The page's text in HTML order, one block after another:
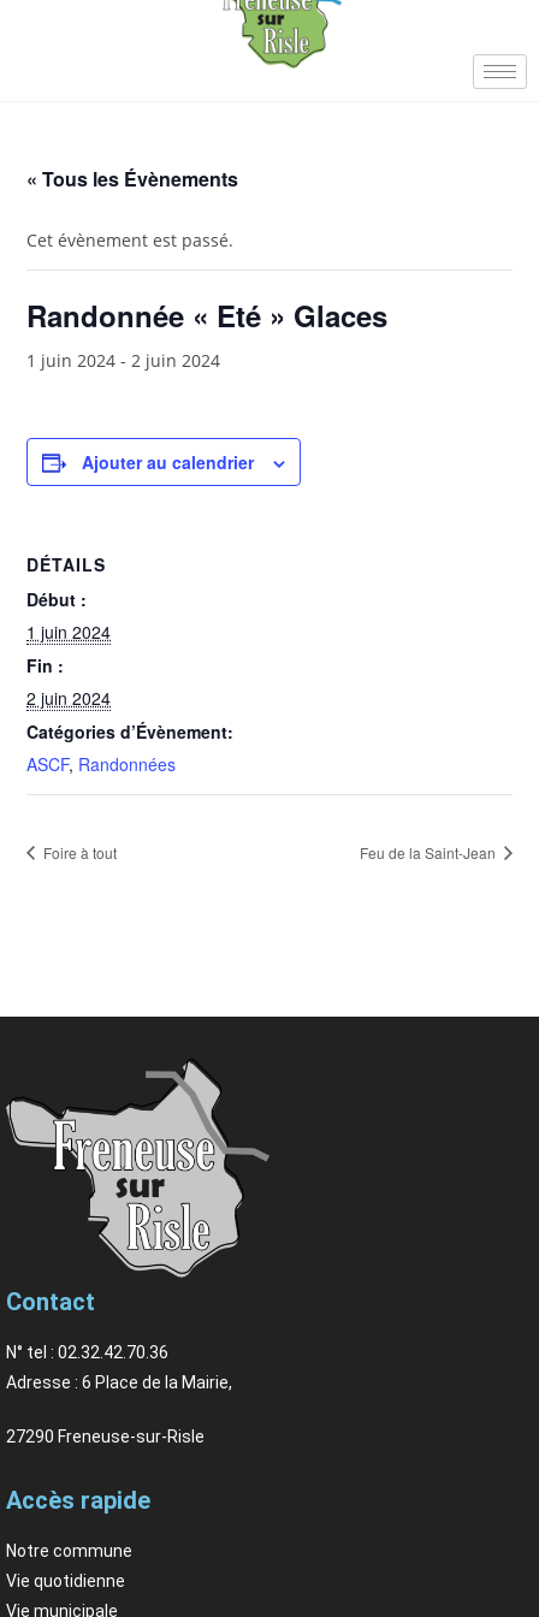
« Tous les Évènements
Cet évènement est passé.
Randonnée « Eté » Glaces
1 juin 2024 -2 juin 2024
Ajouter au calendrier
DÉTAILS
Début :
1 juin 2024
Fin :
2 juin 2024
Catégories d’Évènement:
ASCF, Randonnées
Foire à tout Feu de la Saint-Jean
Contact
N° tel : 02.32.42.70.36
Adresse : 6 Place de la Mairie,
27290 Freneuse-sur-Risle
Accès rapide
Notre commune
Vie quotidienne
Vie municipale